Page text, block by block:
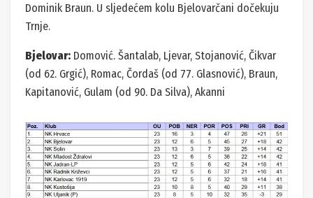
Dominik Braun. U sljedećem kolu Bjelovarčani dočekuju
Trnje.
Bjelovar: Domović. Šantalab, Ljevar, Stojanović, Čikvar
(od 62. Grgić), Romac, Čordaš (od 77. Glasnović), Braun,
Kapitanović, Gulam (od 90. Da Silva), Akanni